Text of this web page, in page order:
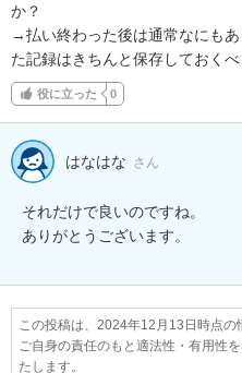
か？
→払い終わった後は通常なにも
た記録はきちんと保存しておくべ
役に立った 0
はなはな さん
それだけで良いのですね。
ありがとうございます。
この投稿は、2024年12月13日時点の
ご自身の責任のもと適法性・有用性
たします。